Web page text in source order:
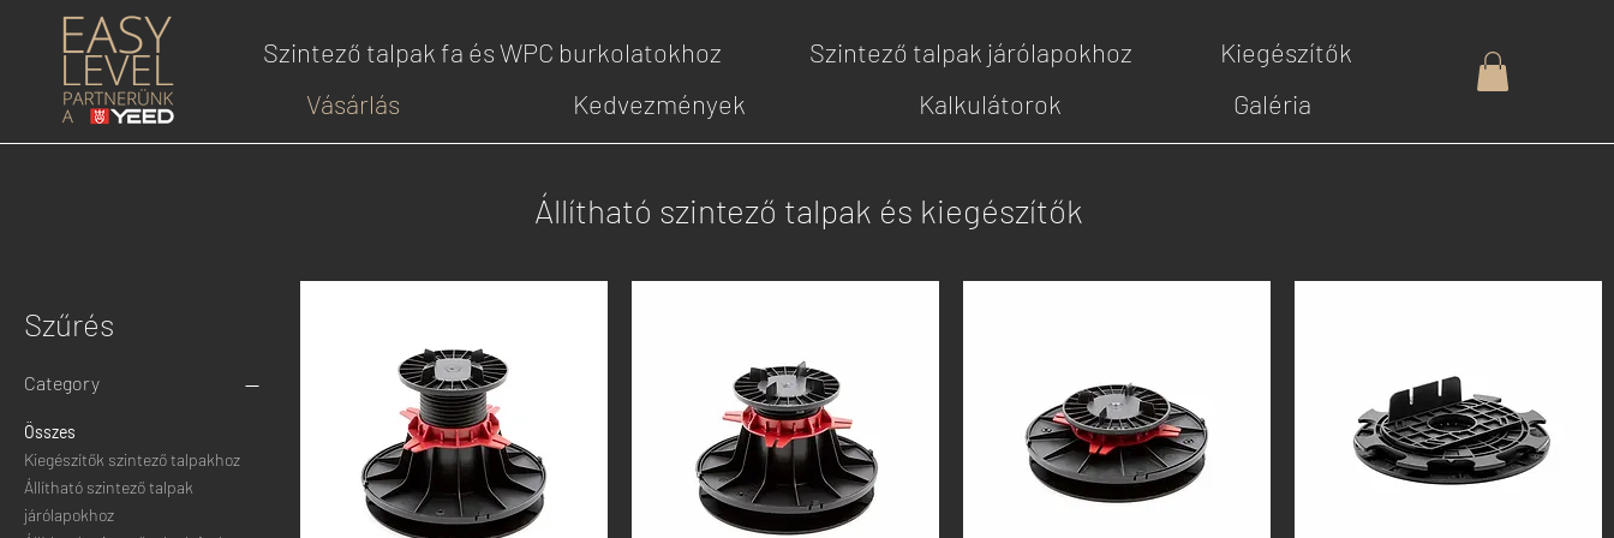
Szintező talpak fa és WPC burkolatokhoz Szintező talpak járólapokhoz
Kiegészítők
Vásárlás
Kedvezmények Kalkulátorok Galéria
Állítható szintező talpak és kiegészítők
Szűrés
Category
Összes
Kiegészítők szintező talpakhoz
Állítható szintező talpak
járólapokhoz